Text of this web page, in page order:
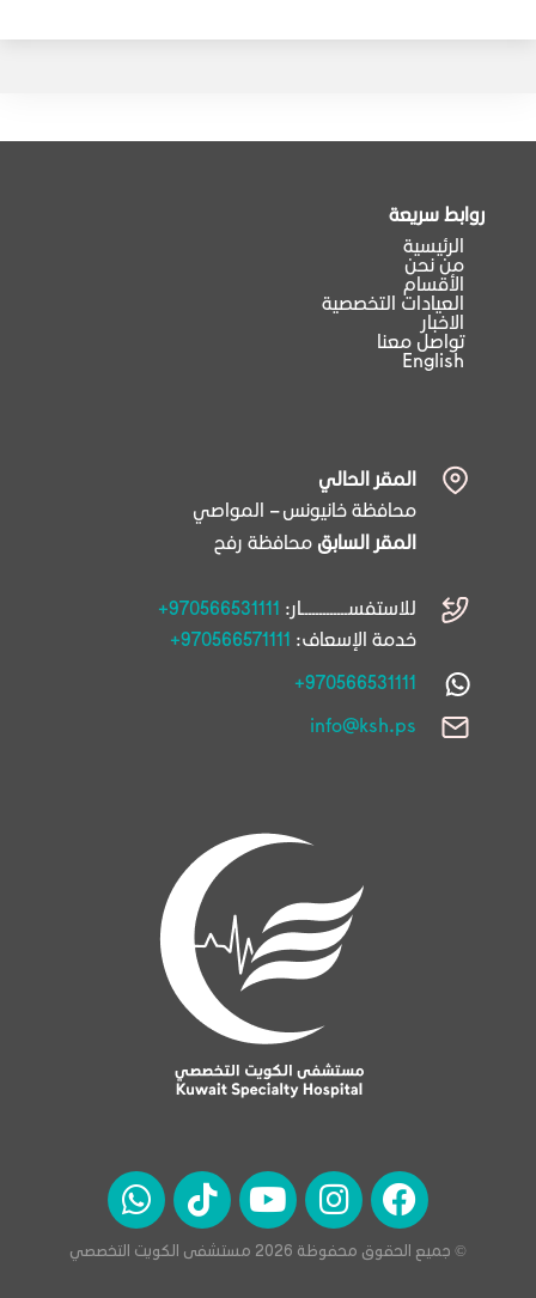
روابط سريعة
الرئيسية
من نحن
الأقسام
العيادات التخصصية
الاخبار
تواصل معنا
English
المقر الحالي
محافظة خانيونس – المواصي
المقر السابق محافظة رفح
للاستفســـــــــــــار: +970566531111
خدمة الإسعاف: +970566571111
+970566531111
info@ksh.ps
© جميع الحقوق محفوظة 2026 مستشفى الكويت التخصصي